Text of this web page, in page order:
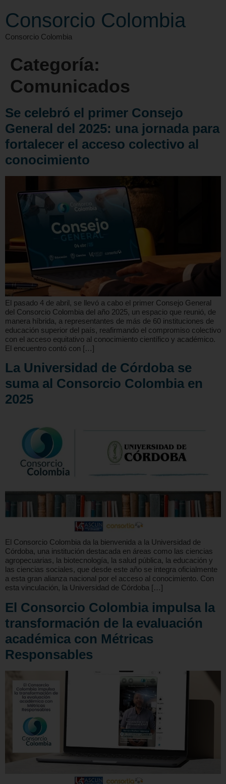
Consorcio Colombia
Consorcio Colombia
Categoría:
Comunicados
Se celebró el primer Consejo
General del 2025: una jornada para
fortalecer el acceso colectivo al
conocimiento
El pasado 4 de abril, se llevó a cabo el primer Consejo General
del Consorcio Colombia del año 2025, un espacio que reunió, de
manera híbrida, a representantes de más de 60 instituciones de
educación superior del país, reafirmando el compromiso colectivo
con el acceso equitativo al conocimiento científico y académico.
El encuentro contó con […]
La Universidad de Córdoba se
suma al Consorcio Colombia en
2025
El Consorcio Colombia da la bienvenida a la Universidad de
Córdoba, una institución destacada en áreas como las ciencias
agropecuarias, la biotecnología, la salud pública, la educación y
las ciencias sociales, que desde este año se integra oficialmente
a esta gran alianza nacional por el acceso al conocimiento. Con
esta vinculación, la Universidad de Córdoba […]
El Consorcio Colombia impulsa la
transformación de la evaluación
académica con Métricas
Responsables